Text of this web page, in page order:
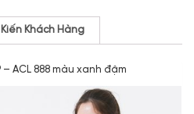
Kiến Khách Hàng
ACL 888 màu xanh đậm